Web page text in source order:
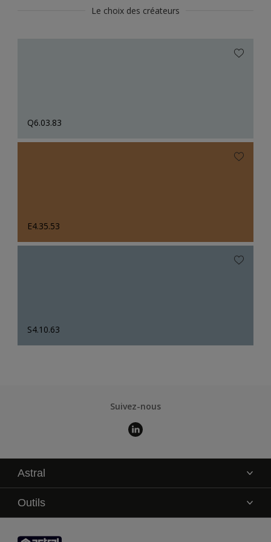
Le choix des créateurs
Q6.03.83
E4.35.53
S4.10.63
Suivez-nous
Astral
La marque
Service technique
Contact
Outils